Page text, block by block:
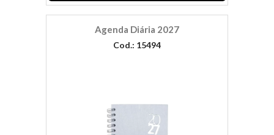
Agenda Diária 2027
Cod.: 15494